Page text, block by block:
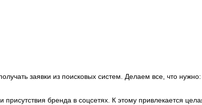
заявки из поисковых систем. Делаем все, что
бренда в соцсетях. К этому привлекается